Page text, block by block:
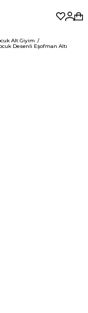
Alt Giyim
Desenli Eşofman Altı